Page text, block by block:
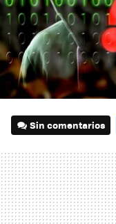
Sin comentarios